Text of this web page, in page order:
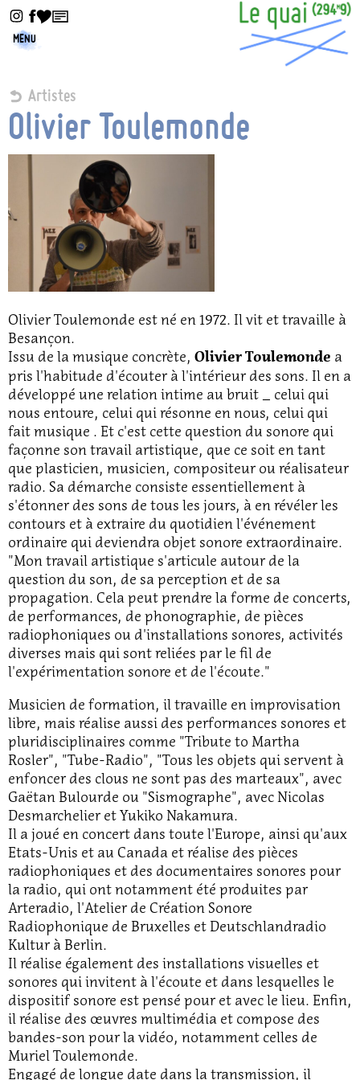
MENU
Artistes
Olivier Toulemonde
Olivier Toulemonde est né en 1972. Il vit et travaille à
Besançon.
Issu de la musique concrète, Olivier Toulemonde a
pris l'habitude d'écouter à l'intérieur des sons. Il en a
développé une relation intime au bruit _ celui qui
nous entoure, celui qui résonne en nous, celui qui
fait musique . Et c'est cette question du sonore qui
façonne son travail artistique, que ce soit en tant
que plasticien, musicien, compositeur ou réalisateur
radio. Sa démarche consiste essentiellement à
s'étonner des sons de tous les jours, à en révéler les
contours et à extraire du quotidien l'événement
ordinaire qui deviendra objet sonore extraordinaire.
"Mon travail artistique s'articule autour de la
question du son, de sa perception et de sa
propagation. Cela peut prendre la forme de concerts,
de performances, de phonographie, de pièces
radiophoniques ou d'installations sonores, activités
diverses mais qui sont reliées par le fil de
l'expérimentation sonore et de l'écoute."
Musicien de formation, il travaille en improvisation
libre, mais réalise aussi des performances sonores et
pluridisciplinaires comme "Tribute to Martha
Rosler", "Tube-Radio", "Tous les objets qui servent à
enfoncer des clous ne sont pas des marteaux", avec
Gaëtan Bulourde ou "Sismographe", avec Nicolas
Desmarchelier et Yukiko Nakamura.
Il a joué en concert dans toute l'Europe, ainsi qu'aux
Etats-Unis et au Canada et réalise des pièces
radiophoniques et des documentaires sonores pour
la radio, qui ont notamment été produites par
Arteradio, l'Atelier de Création Sonore
Radiophonique de Bruxelles et Deutschlandradio
Kultur à Berlin.
Il réalise également des installations visuelles et
sonores qui invitent à l'écoute et dans lesquelles le
dispositif sonore est pensé pour et avec le lieu. Enfin,
il réalise des œuvres multimédia et compose des
bandes-son pour la vidéo, notamment celles de
Muriel Toulemonde.
Engagé de longue date dans la transmission, il